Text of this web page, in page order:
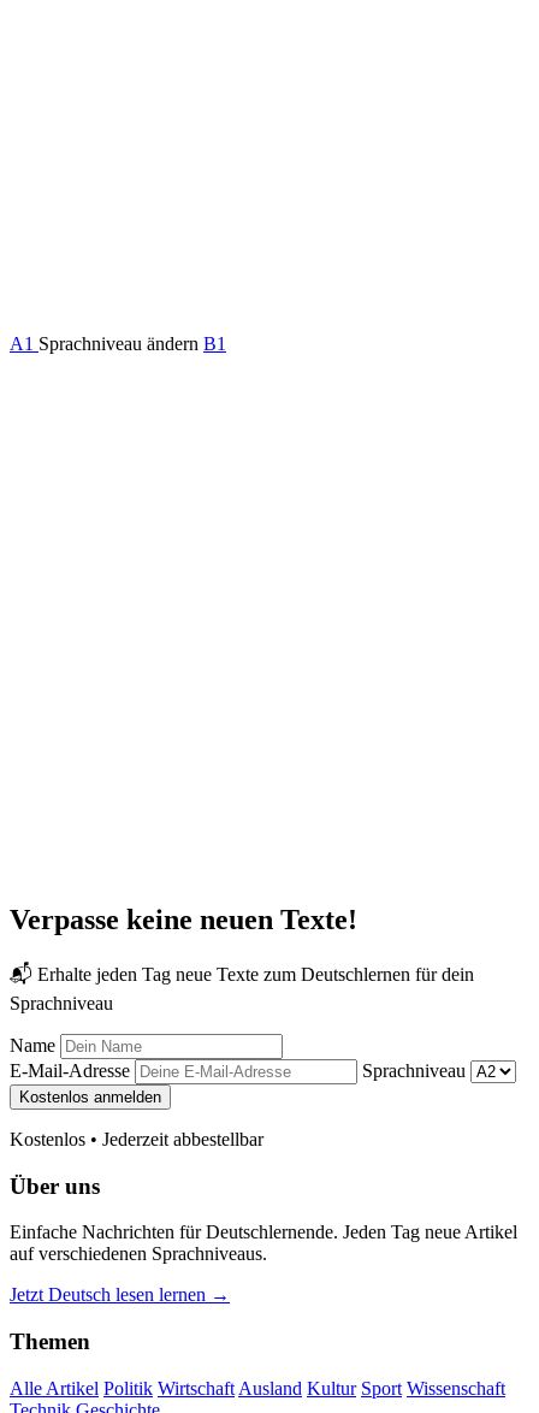
A1 Sprachniveau ändern B1
Verpasse keine neuen Texte!
📬 Erhalte jeden Tag neue Texte zum Deutschlernen für dein
Sprachniveau
Name
E-Mail-Adresse
Sprachniveau
Kostenlos anmelden
Kostenlos • Jederzeit abbestellbar
Über uns
Einfache Nachrichten für Deutschlernende. Jeden Tag neue Artikel
auf verschiedenen Sprachniveaus.
Jetzt Deutsch lesen lernen →
Themen
Alle Artikel Politik Wirtschaft Ausland Kultur Sport Wissenschaft